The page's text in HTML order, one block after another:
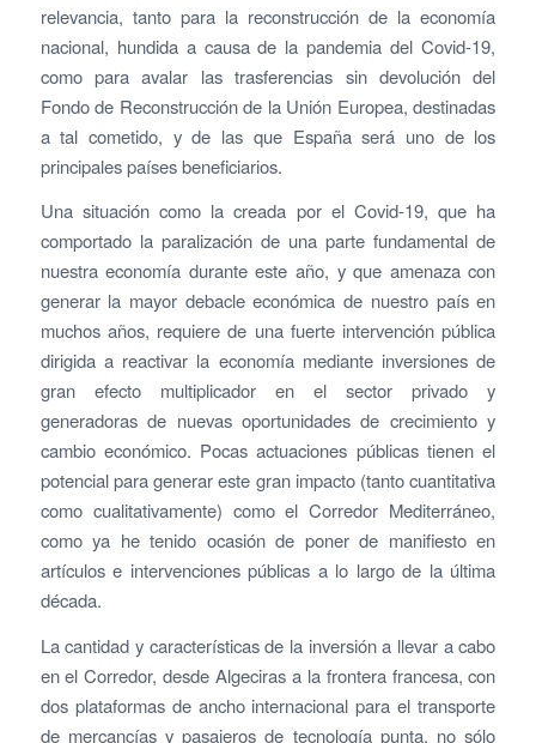
relevancia, tanto para la reconstrucción de la economía
nacional, hundida a causa de la pandemia del Covid-19,
como para avalar las trasferencias sin devolución del
Fondo de Reconstrucción de la Unión Europea, destinadas
a tal cometido, y de las que España será uno de los
principales países beneficiarios.
Una situación como la creada por el Covid-19, que ha
comportado la paralización de una parte fundamental de
nuestra economía durante este año, y que amenaza con
generar la mayor debacle económica de nuestro país en
muchos años, requiere de una fuerte intervención pública
dirigida a reactivar la economía mediante inversiones de
gran efecto multiplicador en el sector privado y
generadoras de nuevas oportunidades de crecimiento y
cambio económico. Pocas actuaciones públicas tienen el
potencial para generar este gran impacto (tanto cuantitativa
como cualitativamente) como el Corredor Mediterráneo,
como ya he tenido ocasión de poner de manifiesto en
artículos e intervenciones públicas a lo largo de la última
década.
La cantidad y características de la inversión a llevar a cabo
en el Corredor, desde Algeciras a la frontera francesa, con
dos plataformas de ancho internacional para el transporte
de mercancías y pasajeros de tecnología punta, no sólo